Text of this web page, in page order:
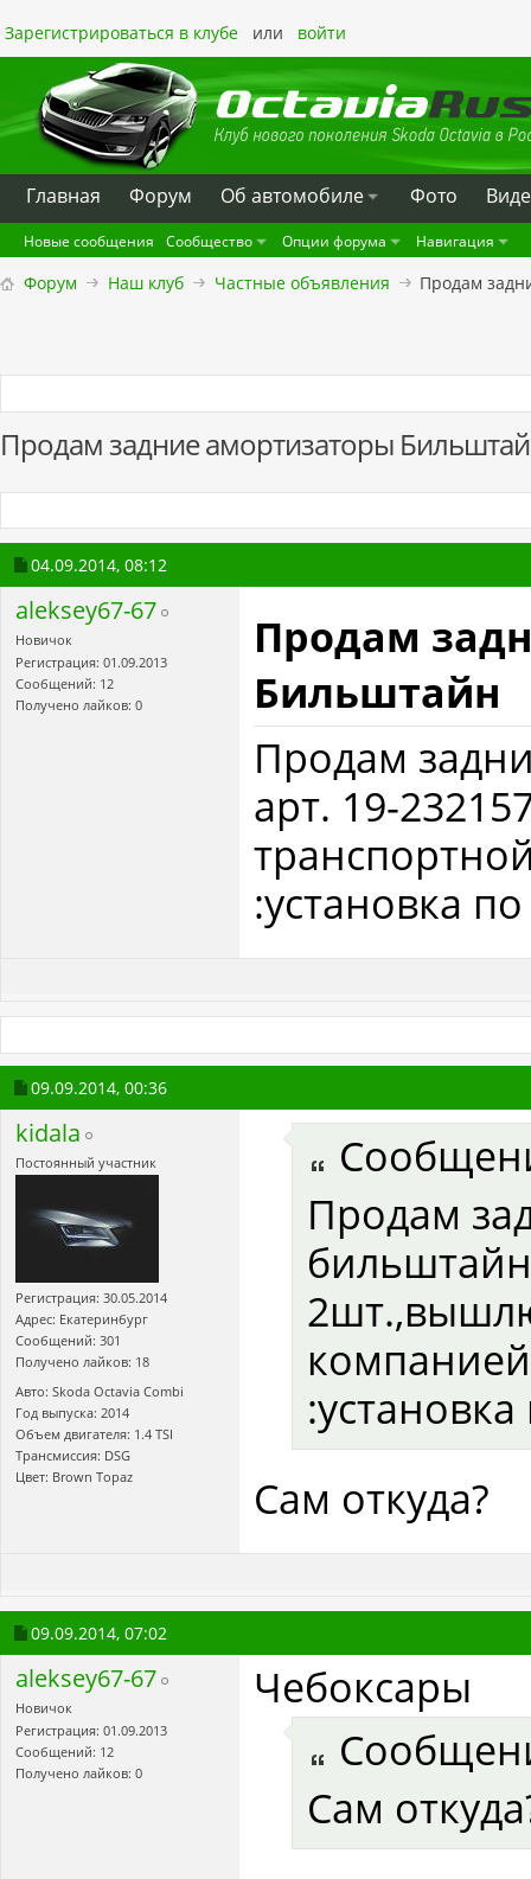
Зарегистрироваться в клубе или войти
Главная Форум Oб автомобиле Фото
Новые сообщения Сообщество Опции форума Навигация
Форум Наш клуб Частные объявления Продам
Продам задние амортизаторы
04.09.2014, 08:12
aleksey67-67
Новичок
Регистрация: 01.09.2013
Сообщений: 12
Получено лайков: 0
Продам
Бильштайн
Продам
арт. 19-
:установка
09.09.2014, 00:36
kidala
Постоянный участник
Регистрация: 30.05.2014
Адрес: Екатеринбург
Сообщений: 301
Получено лайков: 18
Авто: Skoda Octavia Combi
Год выпуска: 2014
Объем двигателя: 1.4 TSI
Трансмиссия: DSG
Цвет: Brown Topaz
Продам
Сам откуда?
09.09.2014, 07:02
aleksey67-67
Новичок
Регистрация: 01.09.2013
Сообщений: 12
Получено лайков: 0
Чебоксары
Сам